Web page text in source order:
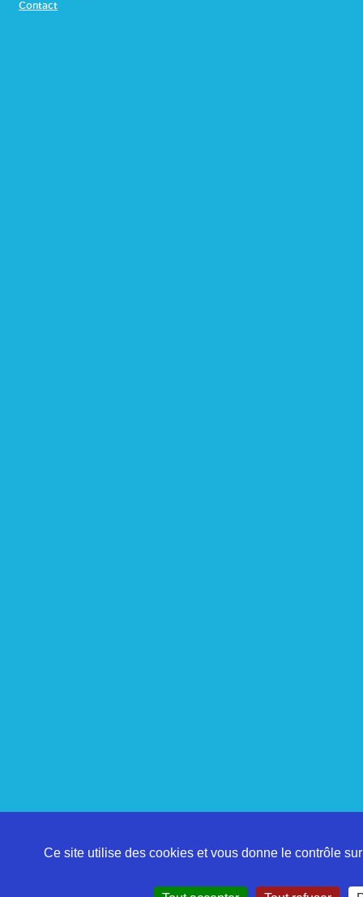
Contact
Ce site utilise des cookies et vous donne le contrôle